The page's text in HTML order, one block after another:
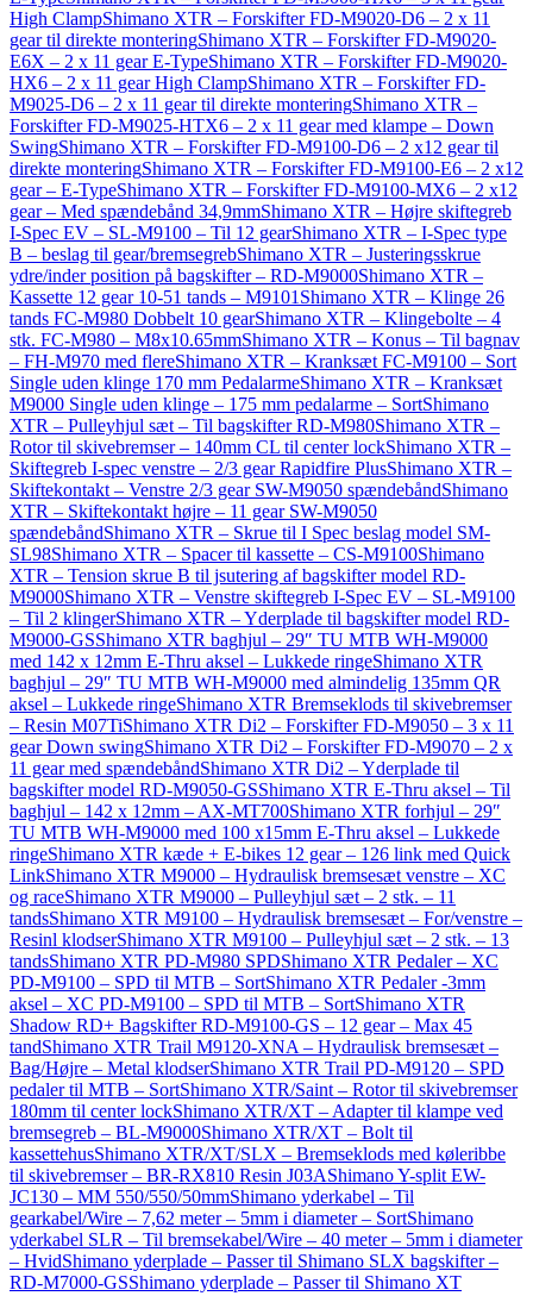
High ClampShimano XTR – Forskifter FD-M9020-D6 – 2 x 11
gear til direkte monteringShimano XTR – Forskifter FD-M9020-
E6X – 2 x 11 gear E-TypeShimano XTR – Forskifter FD-M9020-
HX6 – 2 x 11 gear High ClampShimano XTR – Forskifter FD-
M9025-D6 – 2 x 11 gear til direkte monteringShimano XTR –
Forskifter FD-M9025-HTX6 – 2 x 11 gear med klampe – Down
SwingShimano XTR – Forskifter FD-M9100-D6 – 2 x12 gear til
direkte monteringShimano XTR – Forskifter FD-M9100-E6 – 2 x12
gear – E-TypeShimano XTR – Forskifter FD-M9100-MX6 – 2 x12
gear – Med spændebånd 34,9mmShimano XTR – Højre skiftegreb
I-Spec EV – SL-M9100 – Til 12 gearShimano XTR – I-Spec type
B – beslag til gear/bremsegrebShimano XTR – Justeringsskrue
ydre/inder position på bagskifter – RD-M9000Shimano XTR –
Kassette 12 gear 10-51 tands – M9101 Shimano XTR – Klinge 26
tands FC-M980 Dobbelt 10 gearShimano XTR – Klingebolte – 4
stk. FC-M980 – M8x10.65mmShimano XTR – Konus – Til bagnav
– FH-M970 med flereShimano XTR – Kranksæt FC-M9100 – Sort
Single uden klinge 170 mm PedalarmeShimano XTR – Kranksæt
M9000 Single uden klinge – 175 mm pedalarme – SortShimano
XTR – Pulleyhjul sæt – Til bagskifter RD-M980Shimano XTR –
Rotor til skivebremser – 140mm CL til center lockShimano XTR –
Skiftegreb I-spec venstre – 2/3 gear Rapidfire PlusShimano XTR –
Skiftekontakt – Venstre 2/3 gear SW-M9050 spændebåndShimano
XTR – Skiftekontakt højre – 11 gear SW-M9050
spændebåndShimano XTR – Skrue til I Spec beslag model SM-
SL98Shimano XTR – Spacer til kassette – CS-M9100Shimano
XTR – Tension skrue B til jsutering af bagskifter model RD-
M9000Shimano XTR – Venstre skiftegreb I-Spec EV – SL-M9100
– Til 2 klingerShimano XTR – Yderplade til bagskifter model RD-
M9000-GSShimano XTR baghjul – 29″ TU MTB WH-M9000
med 142 x 12mm E-Thru aksel – Lukkede ringeShimano XTR
baghjul – 29″ TU MTB WH-M9000 med almindelig 135mm QR
aksel – Lukkede ringeShimano XTR Bremseklods til skivebremser
– Resin M07TiShimano XTR Di2 – Forskifter FD-M9050 – 3 x 11
gear Down swingShimano XTR Di2 – Forskifter FD-M9070 – 2 x
11 gear med spændebåndShimano XTR Di2 – Yderplade til
bagskifter model RD-M9050-GSShimano XTR E-Thru aksel – Til
baghjul – 142 x 12mm – AX-MT700Shimano XTR forhjul – 29″
TU MTB WH-M9000 med 100 x15mm E-Thru aksel – Lukkede
ringeShimano XTR kæde + E-bikes 12 gear – 126 link med Quick
LinkShimano XTR M9000 – Hydraulisk bremsesæt venstre – XC
og raceShimano XTR M9000 – Pulleyhjul sæt – 2 stk. – 11
tandsShimano XTR M9100 – Hydraulisk bremsesæt – For/venstre –
Resinl klodserShimano XTR M9100 – Pulleyhjul sæt – 2 stk. – 13
tandsShimano XTR PD-M980 SPDShimano XTR Pedaler – XC
PD-M9100 – SPD til MTB – SortShimano XTR Pedaler -3mm
aksel – XC PD-M9100 – SPD til MTB – SortShimano XTR
Shadow RD+ Bagskifter RD-M9100-GS – 12 gear – Max 45
tandShimano XTR Trail M9120-XNA – Hydraulisk bremsesæt –
Bag/Højre – Metal klodserShimano XTR Trail PD-M9120 – SPD
pedaler til MTB – SortShimano XTR/Saint – Rotor til skivebremser
180mm til center lockShimano XTR/XT – Adapter til klampe ved
bremsegreb – BL-M9000Shimano XTR/XT – Bolt til
kassettehusShimano XTR/XT/SLX – Bremseklods med køleribbe
til skivebremser – BR-RX810 Resin J03AShimano Y-split EW-
JC130 – MM 550/550/50mmShimano yderkabel – Til
gearkabel/Wire – 7,62 meter – 5mm i diameter – SortShimano
yderkabel SLR – Til bremsekabel/Wire – 40 meter – 5mm i diameter
– HvidShimano yderplade – Passer til Shimano SLX bagskifter –
RD-M7000-GSShimano yderplade – Passer til Shimano XT